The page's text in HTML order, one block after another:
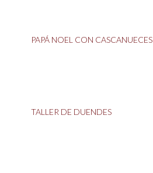
PAPÁ NOEL CON CASCANUECES
TALLER DE DUENDES